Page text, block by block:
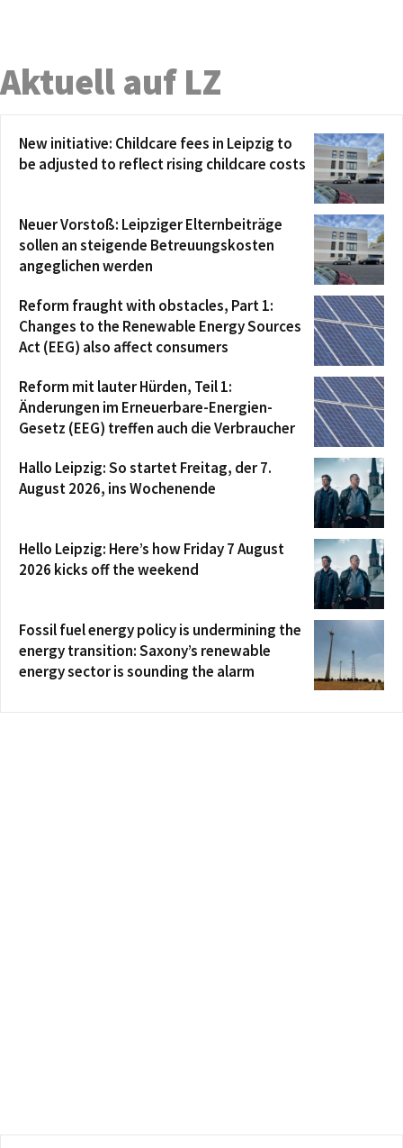
Aktuell auf LZ
New initiative: Childcare fees in Leipzig to
be adjusted to reflect rising childcare costs
Neuer Vorstoß: Leipziger Elternbeiträge
sollen an steigende Betreuungskosten
angeglichen werden
Reform fraught with obstacles, Part 1:
Changes to the Renewable Energy Sources
Act (EEG) also affect consumers
Reform mit lauter Hürden, Teil 1:
Änderungen im Erneuerbare-Energien-
Gesetz (EEG) treffen auch die Verbraucher
Hallo Leipzig: So startet Freitag, der 7.
August 2026, ins Wochenende
Hello Leipzig: Here’s how Friday 7 August
2026 kicks off the weekend
Fossil fuel energy policy is undermining the
energy transition: Saxony’s renewable
energy sector is sounding the alarm